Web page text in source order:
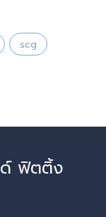
scg
ฟิตติ้ง